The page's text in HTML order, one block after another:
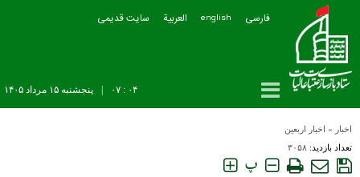
فارسی english العربیة سایت قدیمی
پنجشنبه ۱۵ مرداد ۱۴۰۵ ۰۴ : ۰۷
اخبار » اخبار اربعین
تعداد بازدید: ۳۰۵۸
پ